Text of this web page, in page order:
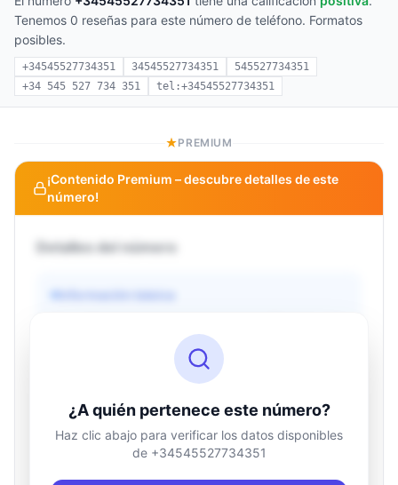
Tenemos 0 reseñas para este número de teléfono. Formatos
posibles.
+34545527734351 34545527734351
545527734351
+34 545 527 734 351
tel:+34545527734351
PREMIUM
¡Contenido Premium – descubre detalles de este
número!
Detalles del número
Información básica
Información de ubicación
¿A quién pertenece este número?
Haz clic abajo para verificar los datos disponibles
de +34545527734351